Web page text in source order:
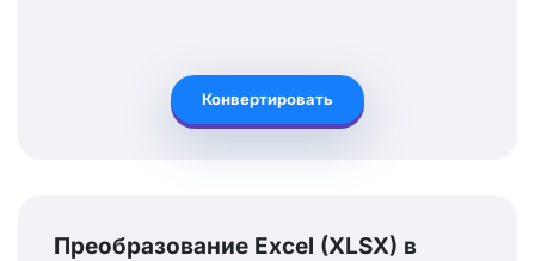
Конвертировать
Преобразование Excel (XLSX) в